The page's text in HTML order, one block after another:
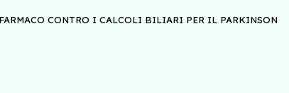
FARMACO CONTRO I CALCOLI BILIARI PER IL PARKINSON